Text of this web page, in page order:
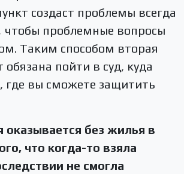
создаст проблемы всегда
чтобы проблемные вопросы
Таким способом вторая
обязана пойти в суд, куда
где вы сможете защитить
оказывается без жилья в
что когда-то взяла
не смогла